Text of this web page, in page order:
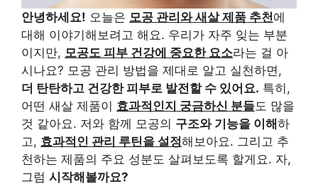
안녕하세요! 오늘은 모공 관리와 새살 제품 추천에
대해 이야기해보려고 해요. 우리가 자주 잊는 부분
이지만, 모공도 피부 건강에 중요한 요소라는 걸 아
시나요? 모공 관리 방법을 제대로 알고 실천하면,
더 탄탄하고 건강한 피부로 발전할 수 있어요. 특히,
어떤 새살 제품이 효과적인지 궁금하신 분들도 많을
것 같아요. 저와 함께 모공의 구조와 기능을 이해하
고, 효과적인 관리 루틴을 설정해보아요. 그리고 추
천하는 제품의 주요 성분도 살펴보도록 할게요. 자,
그럼 시작해볼까요?